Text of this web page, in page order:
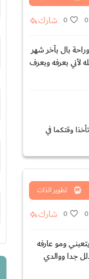
0
0 شارك
طليقي وهو يحبني جدا عشت معه 8شهور سعادة وهنا وراحة بال بآخر شهر
بعرفه وبعرف
وقتكما في
تطوير الذات
0
0 شارك
ومو عارفه
جدا ووالدي